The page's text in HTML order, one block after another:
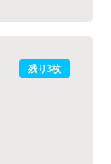
残り3枚